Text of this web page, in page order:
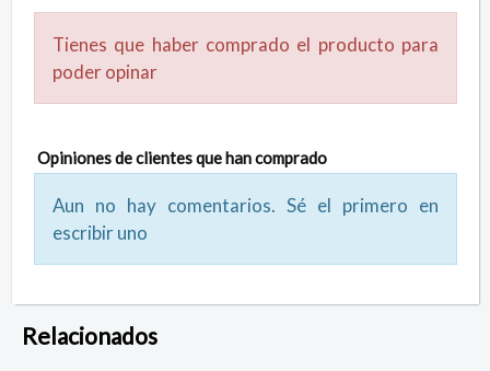
Tienes que haber comprado el producto para
poder opinar
Opiniones de clientes que han comprado
Aun no hay comentarios. Sé el primero en
escribir uno
Relacionados